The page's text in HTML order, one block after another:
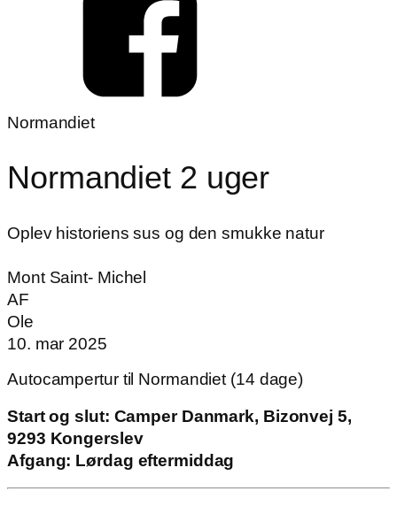
Normandiet
Normandiet 2 uger
Oplev historiens sus og den smukke natur
Mont Saint- Michel
AF
Ole
10. mar 2025
Autocampertur til Normandiet (14 dage)
Start og slut: Camper Danmark, Bizonvej 5,
9293 Kongerslev
Afgang: Lørdag eftermiddag